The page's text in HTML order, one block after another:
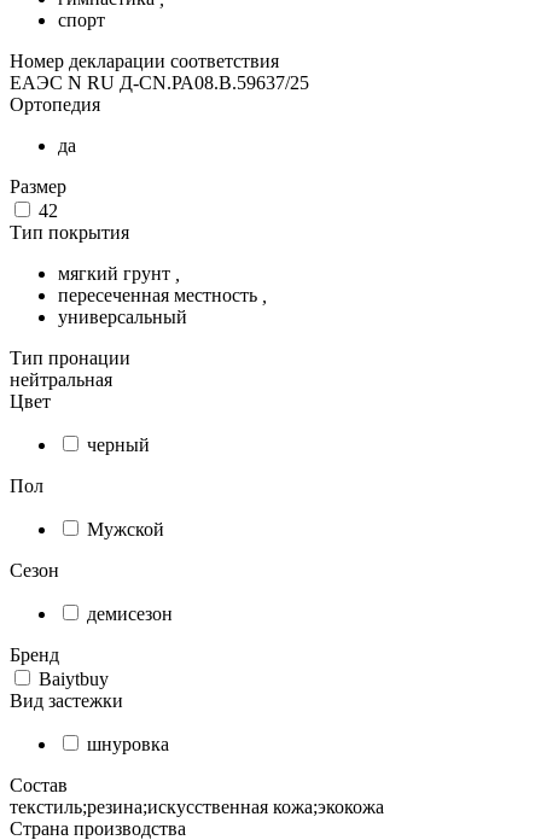
спорт
Номер декларации соответствия
ЕАЭС N RU Д-CN.РА08.В.59637/25
Ортопедия
да
Размер
42
Тип покрытия
мягкий грунт
пересеченная местность
универсальный
Тип пронации
нейтральная
Цвет
черный
Пол
Мужской
Сезон
демисезон
Бренд
Baiytbuy
Вид застежки
шнуровка
Состав
текстиль;резина;искусственная кожа;экокожа
Страна производства